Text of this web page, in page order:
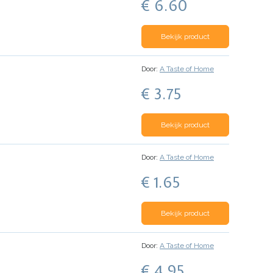
€ 6.60
Bekijk product
Door: A Taste of Home
€ 3.75
Bekijk product
Door: A Taste of Home
€ 1.65
Bekijk product
Door: A Taste of Home